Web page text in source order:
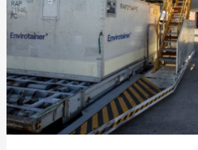
Livraison
de
Vaccin
en
Afrique
du